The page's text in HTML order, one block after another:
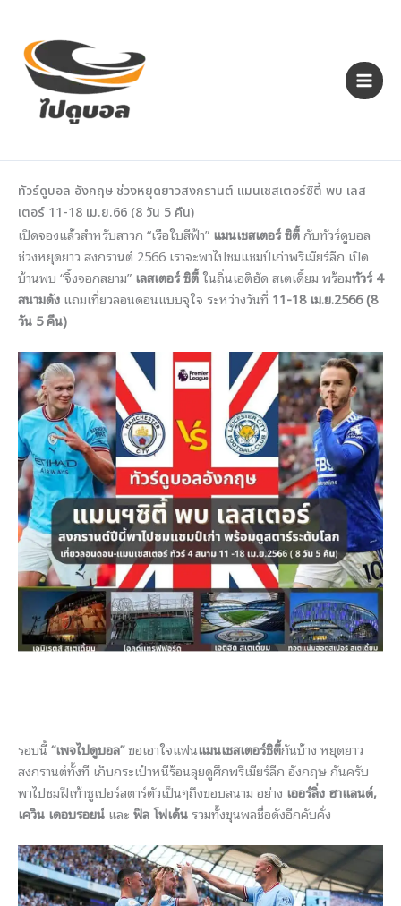
content
ทัวร์ดูบอล อังกฤษ ช่วงหยุดยาวสงกรานต์ แมนเชสเตอร์ซิตี้ พบ เลส
เตอร์ 11-18 เม.ย.66 (8 วัน 5 คืน)
เปิดจองแล้วสำหรับสาวก “เรือใบสีฟ้า” แมนเชสเตอร์ ซิตี้กับทัวร์ดูบอล
ช่วงหยุดยาว สงกรานต์ 2566 เราจะพาไปชมแชมป์เก่าพรีเมียร์ลีก เปิด
บ้านพบ “จิ้งจอกสยาม” เลสเตอร์ ซิตี้ในถิ่นเอติฮัด สเตเดี้ยม พร้อมทัวร์ 4
สนามดัง แถมเที่ยวลอนดอนแบบจุใจ ระหว่างวันที่ 11-18 เม.ย.2566 (8
วัน 5 คืน)
รอบนี้“เพจไปดูบอล”ขอเอาใจแฟนแมนเชสเตอร์ซิตี้กันบ้าง หยุดยาว
สงกรานต์ทั้งที เก็บกระเป๋าหนีร้อนลุยดูศึกพรีเมียร์ลีก อังกฤษ กันครับ
พาไปชมฝีเท้าซูเปอร์สตาร์ตัวเป็นๆถึงขอบสนาม อย่าง เออร์ลิ่ง ฮาแลนด์,
เควิน เดอบรอยน์ และ ฟิล โฟเด้น รวมทั้งขุนพลชื่อดังอีกคับคั่ง